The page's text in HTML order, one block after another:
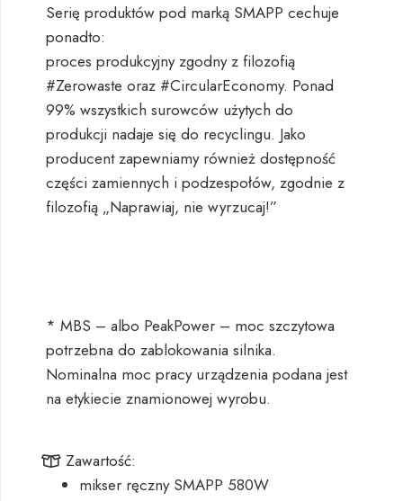
Serię produktów pod marką SMAPP cechuje
ponadto:
proces produkcyjny zgodny z filozofią
#Zerowaste oraz #CircularEconomy. Ponad
99% wszystkich surowców użytych do
produkcji nadaje się do recyclingu. Jako
producent zapewniamy również dostępność
części zamiennych i podzespołów, zgodnie z
filozofią „Naprawiaj, nie wyrzucaj!”
* MBS – albo PeakPower – moc szczytowa
potrzebna do zablokowania silnika.
Nominalna moc pracy urządzenia podana jest
na etykiecie znamionowej wyrobu.
Zawartość:
mikser ręczny SMAPP 580W